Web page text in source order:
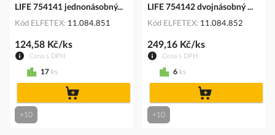
LIFE 754141 jednonásobný...
Kód ELFETEX 11.084.851
Cena s DPH
124,58 Kč/ks
17 ks
+10
LIFE 754142 dvojnásobný ...
Kód ELFETEX 11.084.852
Cena s DPH
249,16 Kč/ks
6 ks
+10